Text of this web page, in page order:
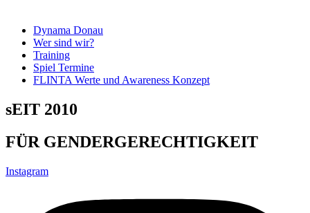
Dynama Donau
Wer sind wir?
Training
Spiel Termine
FLINTA Werte und Awareness Konzept
sEIT 2010
FÜR GENDERGERECHTIGKEIT
Instagram